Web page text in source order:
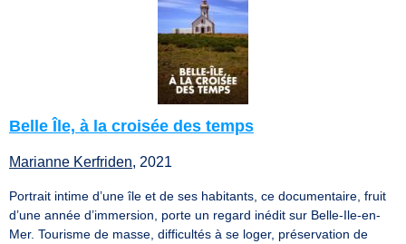
Belle Île, à la croisée des temps
Marianne Kerfriden, 2021
Portrait intime d’une île et de ses habitants, ce documentaire, fruit
d’une année d’immersion, porte un regard inédit sur Belle-Ile-en-
Mer. Tourisme de masse, difficultés à se loger, préservation de